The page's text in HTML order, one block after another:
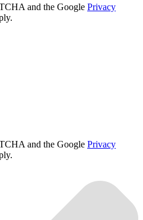
and the Google Privacy
and the Google Privacy